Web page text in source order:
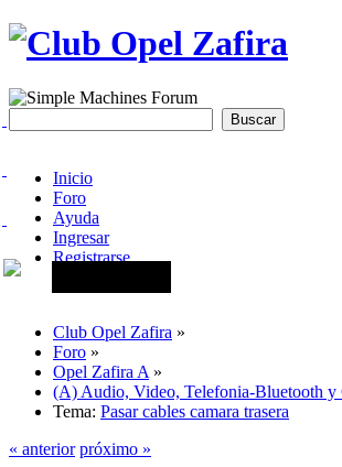
Inicio
Foro
Ayuda
Ingresar
Registrarse
Club Opel Zafira »
Foro »
Opel Zafira A »
(A) Audio, Video, Telefonia-Bluetooth y
Tema: Pasar cables camara trasera
« anterior próximo »